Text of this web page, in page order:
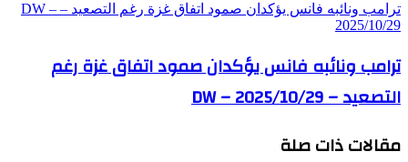
ترامب ونائبه فانس يؤكدان صمود اتفاق غزة رغم التصعيد – DW –
2025/10/29
ترامب ونائبه فانس يؤكدان صمود اتفاق غزة رغم
التصعيد – DW – 2025/10/29
مقالات ذات صلة